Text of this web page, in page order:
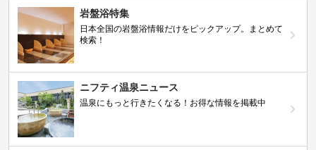
岩盤浴特集
日本全国の岩盤浴情報だけをピックアップ。まとめて
検索！
ニフティ温泉ニュース
温泉にもっと行きたくなる！お得な情報を掲載中